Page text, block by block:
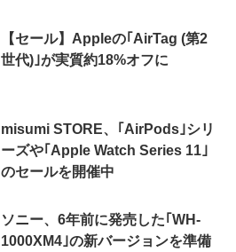
【セール】Appleの｢AirTag (第2
世代)｣が実質約18%オフに
misumi STORE、｢AirPods｣シリ
ーズや｢Apple Watch Series 11｣
のセールを開催中
ソニー、6年前に発売した｢WH-
1000XM4｣の新バージョンを準備